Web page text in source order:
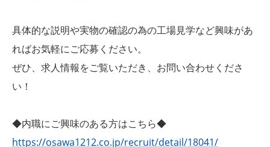
具体的な説明や実物の確認の為の工場見学など興味があ
ればお気軽にご応募ください。
ぜひ、求人情報をご覧いただき、お問い合わせくださ
い！
◆内職にご興味のある方はこちら◆
https://osawa1212.co.jp/recruit/detail/18041/